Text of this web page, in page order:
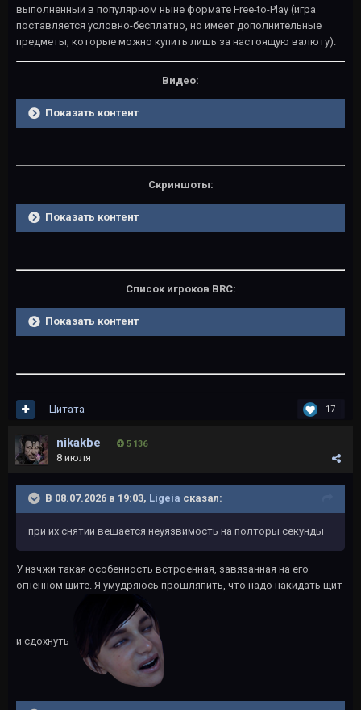
выполненный в популярном ныне формате Free-to-Play (игра
поставляется условно-бесплатно, но имеет дополнительные
предметы, которые можно купить лишь за настоящую валюту).
Видео:
Показать контент
Скриншоты:
Показать контент
Список игроков BRC:
Показать контент
17
Цитата
nikakbe 5 136
8 июля
В 08.07.2026 в 19:03, Ligeia сказал:
при их снятии вешается неуязвимость на полторы секунды
У нэчжи такая особенность встроенная, завязанная на его
огненном щите. Я умудряюсь прошляпить, что надо накидать щит
и сдохнуть